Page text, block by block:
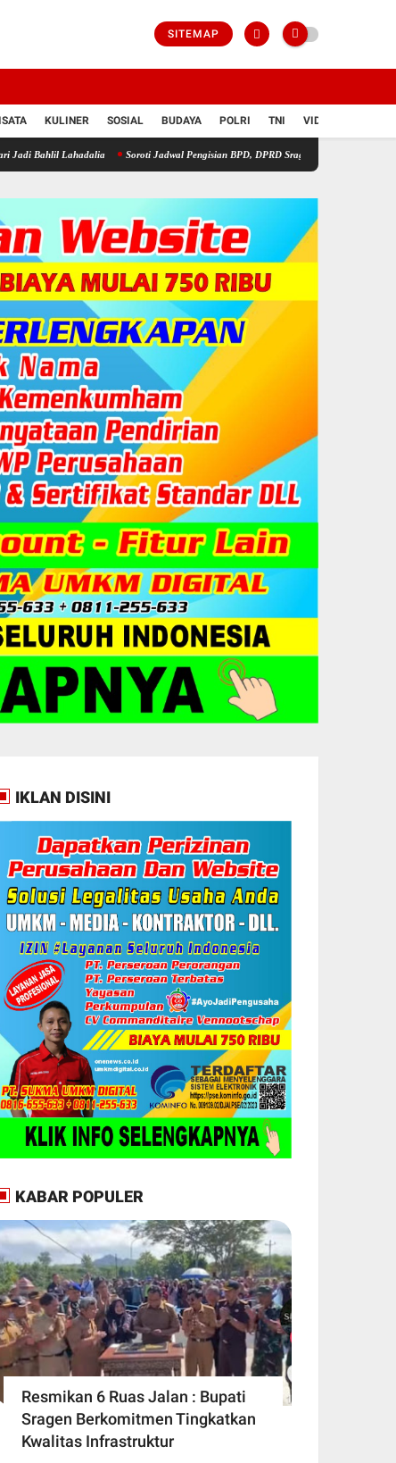
SITEMAP
KULINER SOSIAL BUDAYA POLRI TNI VIDIO
Soroti Jadwal Pengisian BPD, DPRD Sragen Waspadai Potensi Cacat Hukum
IKLAN DISINI
KABAR POPULER
Resmikan 6 Ruas Jalan : Bupati
Sragen Berkomitmen Tingkatkan
Kwalitas Infrastruktur